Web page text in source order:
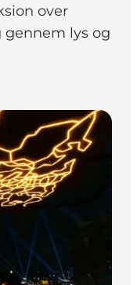
over
lys og